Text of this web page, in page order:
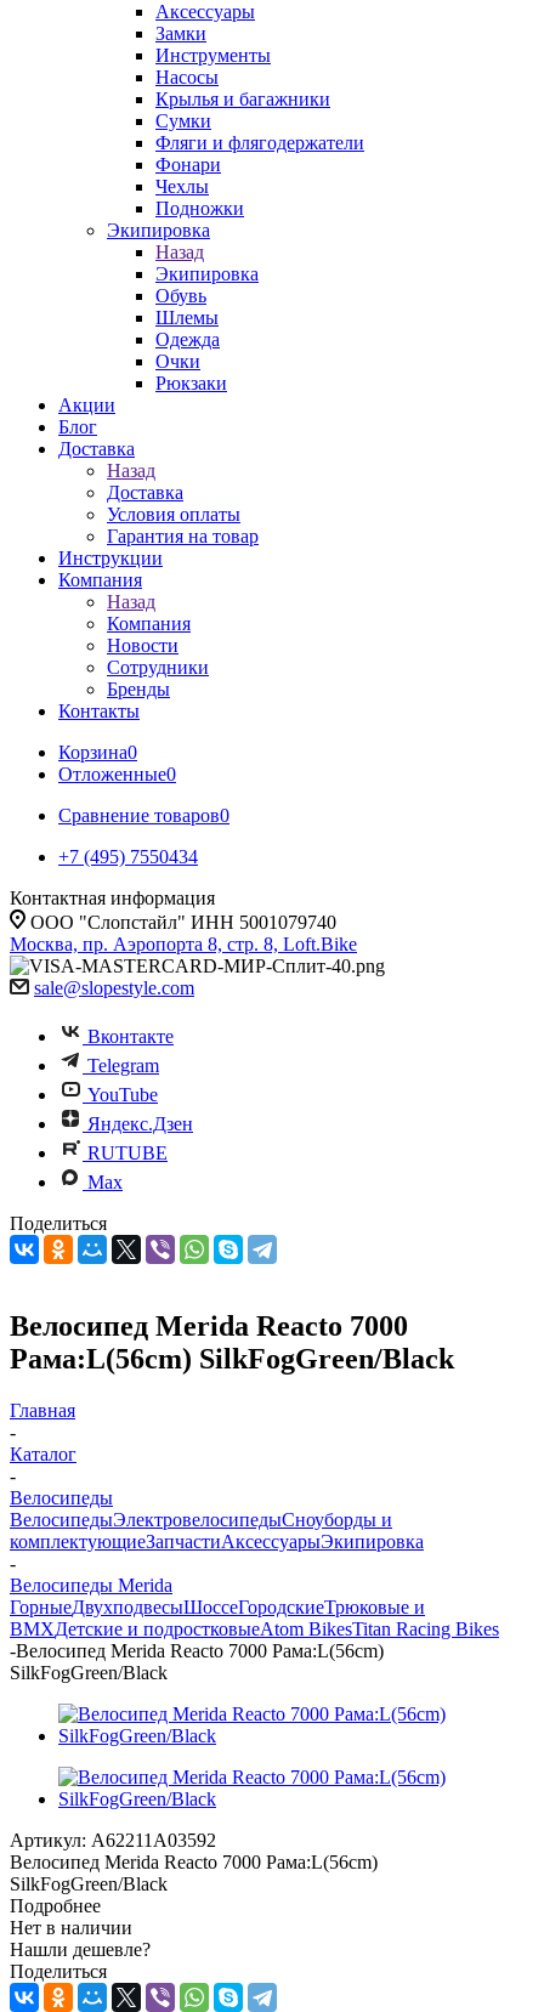
Аксессуары
Замки
Инструменты
Насосы
Крылья и багажники
Сумки
Фляги и флягодержатели
Фонари
Чехлы
Подножки
Экипировка
Назад
Экипировка
Обувь
Шлемы
Одежда
Очки
Рюкзаки
Акции
Блог
Доставка
Назад
Доставка
Условия оплаты
Гарантия на товар
Инструкции
Компания
Назад
Компания
Новости
Сотрудники
Бренды
Контакты
Корзина0
Отложенные0
Сравнение товаров0
+7 (495) 7550434
Контактная информация
ООО "Слопстайл" ИНН 5001079740
Москва, пр. Аэропорта 8, стр. 8, Loft.Bike
sale@slopestyle.com
Вконтакте
Telegram
YouTube
Яндекс.Дзен
RUTUBE
Max
Поделиться
Велосипед Merida Reacto 7000
Рама:L(56cm) SilkFogGreen/Black
Главная
-
Каталог
-
Велосипеды
ВелосипедыЭлектровелосипедыCноуборды и
комплектующиеЗапчастиАксессуарыЭкипировка
-
Велосипеды Merida
ГорныеДвухподвесыШоссеГородскиеТрюковые и
BMXДетские и подростковыеAtom BikesTitan Racing Bikes
-Велосипед Merida Reacto 7000 Рама:L(56cm)
SilkFogGreen/Black
Артикул: A62211A03592
Велосипед Merida Reacto 7000 Рама:L(56cm)
SilkFogGreen/Black
Подробнее
Нет в наличии
Нашли дешевле?
Поделиться